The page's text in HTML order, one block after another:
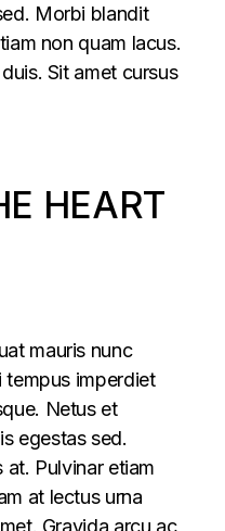
Morbi blandit
non quam lacus.
Sit amet cursus
HEART
mauris nunc
tempus imperdiet
Netus et
egestas sed.
Pulvinar etiam
at lectus urna
Gravida arcu ac